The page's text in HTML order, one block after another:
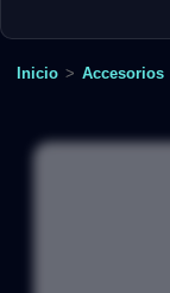
Inicio > Accesorios